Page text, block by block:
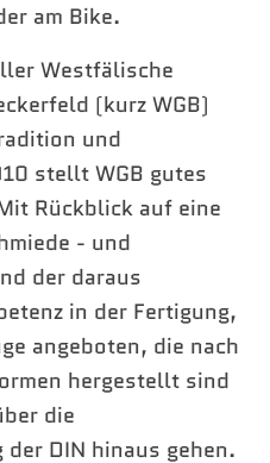
am Bike.
Westfälische
(kurz WGB)
und
stellt WGB gutes
Rückblick auf eine
- und
der daraus
in der Fertigung,
angeboten, die nach
hergestellt sind
die
DIN hinaus gehen.